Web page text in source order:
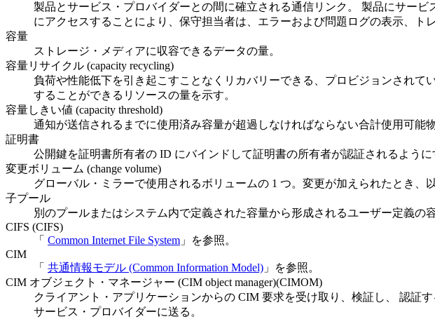
製品とサービス・プロバイダーとの間に確立される通信リンク。 製品にサー
にアクセスすることにより、保守担当者は、エラーおよび問題ログの表示、ト
容量
ストレージ・メディアに収容できるデータの量。
容量リサイクル (capacity recycling)
負荷や性能低下を引き起こすことなくリカバリーできる、プロビジョンされ
することができるリソースの量を示す。
容量しきい値 (capacity threshold)
通知が送信されるまでに使用済み容量が超過しなければならない合計使用可能
証明書
公開鍵を証明書所有者の ID にバインドして証明書の所有者が認証されるよう
変更ボリューム (change volume)
グローバル・ミラーで使用されるボリュームの 1 つ。変更が加えられたとき、
子プール
別のプールまたはシステム内で定義された容量から形成されるユーザー定義の
CIFS (CIFS)
「 Common Internet File System 」を参照。
CIM
「 共通情報モデル (Common Information Model) 」を参照。
CIM オブジェクト・マネージャー (CIM object manager)(CIMOM)
クライアント・アプリケーションからの CIM 要求を受け取り、検証し、 認証
サービス・プロバイダーに送る。